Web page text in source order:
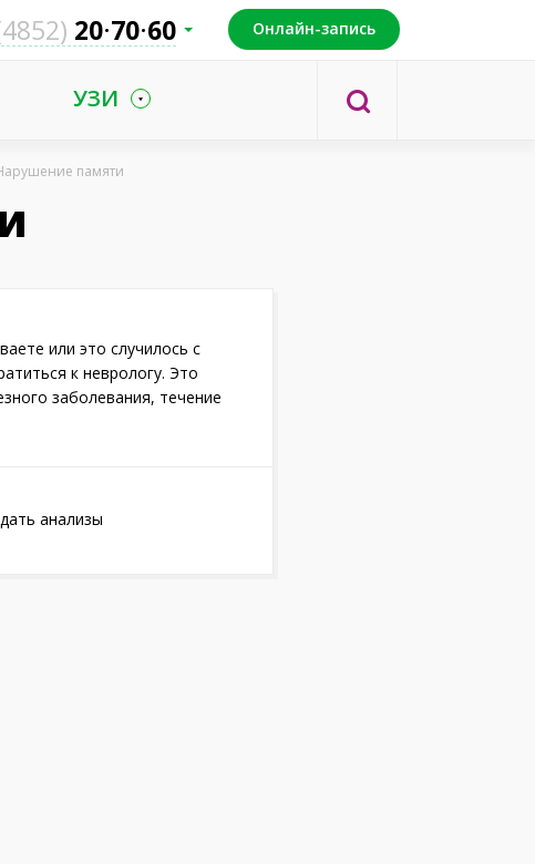
Онлайн-запись
20 70 60
УЗИ
памяти
или это случилось с
к неврологу. Это
заболевания, течение
анализы